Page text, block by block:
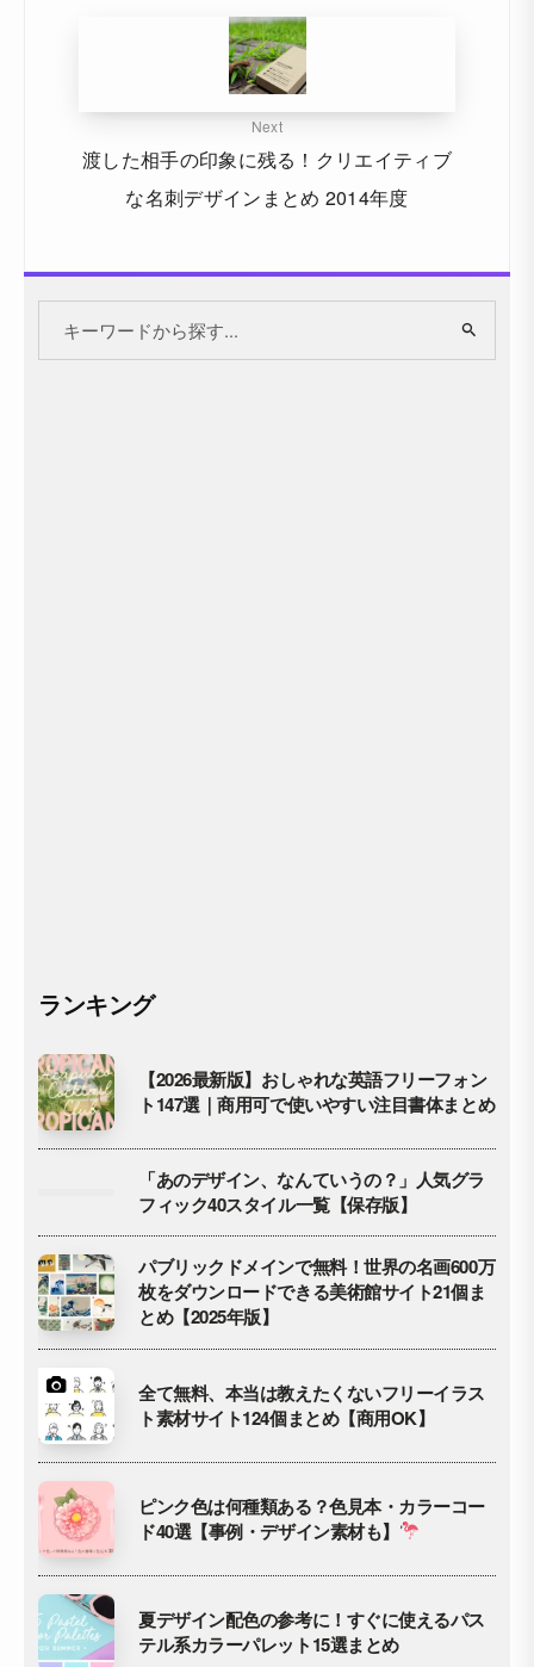
Next
渡した相手の印象に残る！クリエイティブ
な名刺デザインまとめ 2014年度
ランキング
【2026最新版】おしゃれな英語フリーフォン
ト147選｜商用可で使いやすい注目書体まとめ
「あのデザイン、なんていうの？」人気グラ
フィック40スタイル一覧【保存版】
パブリックドメインで無料！世界の名画600万
枚をダウンロードできる美術館サイト21個ま
とめ【2025年版】
全て無料、本当は教えたくないフリーイラス
ト素材サイト124個まとめ【商用OK】
ピンク色は何種類ある？色見本・カラーコー
ド40選【事例・デザイン素材も】
夏デザイン配色の参考に！すぐに使えるパス
テル系カラーパレット15選まとめ